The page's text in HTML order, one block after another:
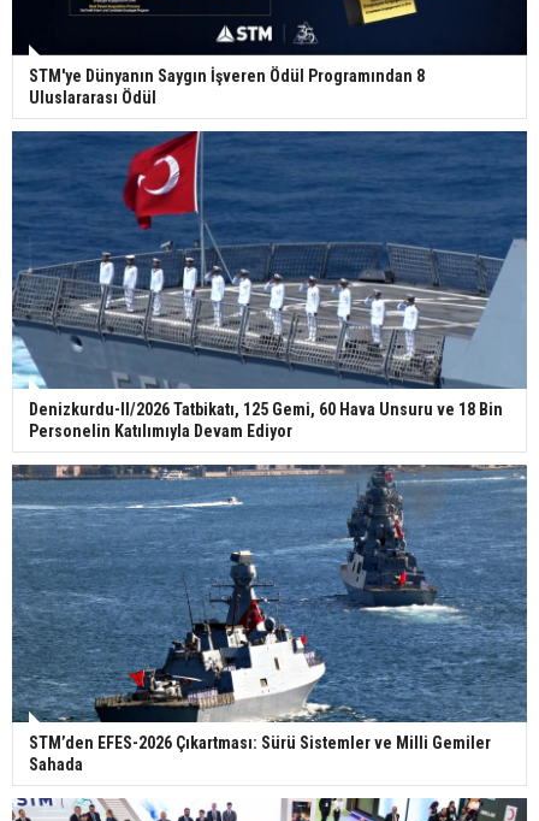
STM'ye Dünyanın Saygın İşveren Ödül Programından 8
Uluslararası Ödül
Denizkurdu-II/2026 Tatbikatı, 125 Gemi, 60 Hava Unsuru ve 18 Bin
Personelin Katılımıyla Devam Ediyor
STM’den EFES-2026 Çıkartması: Sürü Sistemler ve Milli Gemiler
Sahada